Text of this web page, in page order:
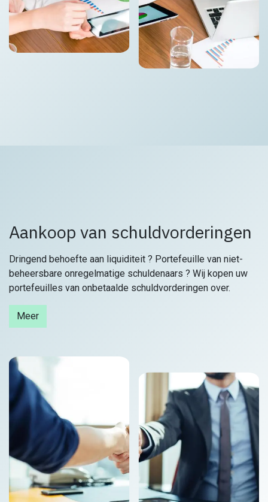
Aankoop van schuldvorderingen
Dringend behoefte aan liquiditeit ? Portefeuille van niet-
beheersbare onregelmatige schuldenaars ? Wij kopen uw
portefeuilles van onbetaalde schuldvorderingen over.
Meer